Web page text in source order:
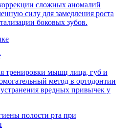
сложных аномалий
силу для замедления роста
боковых зубов.
тренировки мышц лица, губ и
метод в ортодонтии
вредных привычек у